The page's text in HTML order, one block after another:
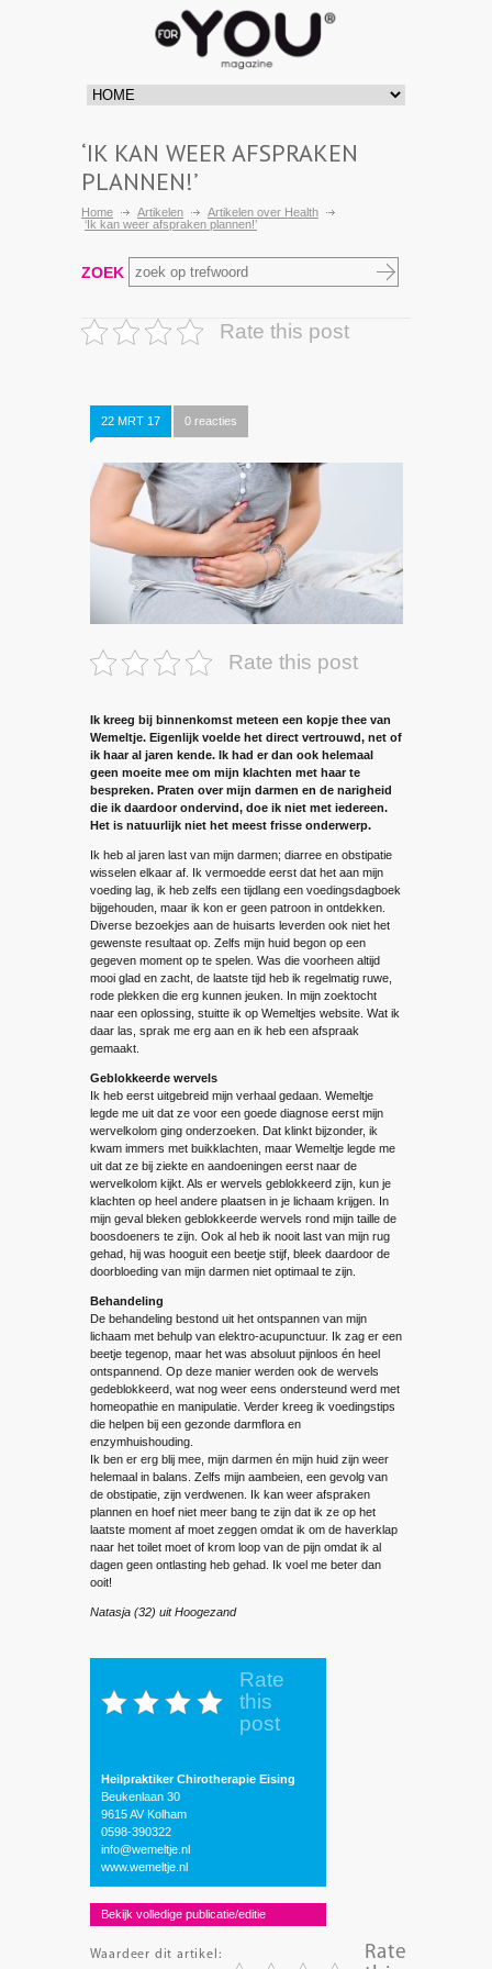
‘IK KAN WEER AFSPRAKEN
PLANNEN!’
Home Artikelen
Artikelen over Health
‘Ik kan weer afspraken plannen!’
ZOEK
Rate this post
22 MRT 17 0 reacties
Rate this post
Ik kreeg bij binnenkomst meteen een kopje thee van
Wemeltje. Eigenlijk voelde het direct vertrouwd, net of
ik haar al jaren kende. Ik had er dan ook helemaal
geen moeite mee om mijn klachten met haar te
bespreken. Praten over mijn darmen en de narigheid
die ik daardoor ondervind, doe ik niet met iedereen.
Het is natuurlijk niet het meest frisse onderwerp.
Ik heb al jaren last van mijn darmen; diarree en obstipatie
wisselen elkaar af. Ik vermoedde eerst dat het aan mijn
voeding lag, ik heb zelfs een tijdlang een voedingsdagboek
bijgehouden, maar ik kon er geen patroon in ontdekken.
Diverse bezoekjes aan de huisarts leverden ook niet het
gewenste resultaat op. Zelfs mijn huid begon op een
gegeven moment op te spelen. Was die voorheen altijd
mooi glad en zacht, de laatste tijd heb ik regelmatig ruwe,
rode plekken die erg kunnen jeuken. In mijn zoektocht
naar een oplossing, stuitte ik op Wemeltjes website. Wat ik
daar las, sprak me erg aan en ik heb een afspraak
gemaakt.
Geblokkeerde wervels
Ik heb eerst uitgebreid mijn verhaal gedaan. Wemeltje
legde me uit dat ze voor een goede diagnose eerst mijn
wervelkolom ging onderzoeken. Dat klinkt bijzonder, ik
kwam immers met buikklachten, maar Wemeltje legde me
uit dat ze bij ziekte en aandoeningen eerst naar de
wervelkolom kijkt. Als er wervels geblokkeerd zijn, kun je
klachten op heel andere plaatsen in je lichaam krijgen. In
mijn geval bleken geblokkeerde wervels rond mijn taille de
boosdoeners te zijn. Ook al heb ik nooit last van mijn rug
gehad, hij was hooguit een beetje stijf, bleek daardoor de
doorbloeding van mijn darmen niet optimaal te zijn.
Behandeling
De behandeling bestond uit het ontspannen van mijn
lichaam met behulp van elektro-acupunctuur. Ik zag er een
beetje tegenop, maar het was absoluut pijnloos én heel
ontspannend. Op deze manier werden ook de wervels
gedeblokkeerd, wat nog weer eens ondersteund werd met
homeopathie en manipulatie. Verder kreeg ik voedingstips
die helpen bij een gezonde darmflora en
enzymhuishouding.
Ik ben er erg blij mee, mijn darmen én mijn huid zijn weer
helemaal in balans. Zelfs mijn aambeien, een gevolg van
de obstipatie, zijn verdwenen. Ik kan weer afspraken
plannen en hoef niet meer bang te zijn dat ik ze op het
laatste moment af moet zeggen omdat ik om de haverklap
naar het toilet moet of krom loop van de pijn omdat ik al
dagen geen ontlasting heb gehad. Ik voel me beter dan
ooit!
Natasja (32) uit Hoogezand
Rate
this
post
Heilpraktiker Chirotherapie Eising
Beukenlaan 30
9615 AV Kolham
0598-390322
info@wemeltje.nl
www.wemeltje.nl
Bekijk volledige publicatie/editie
Waardeer dit artikel:
Rate